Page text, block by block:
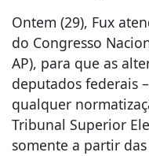
Ontem (29), Fux
do Congresso
AP), para que as
deputados federais
qualquer
Tribunal Superior
somente a partir